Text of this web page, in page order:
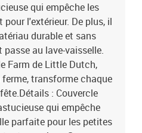
qui empêche les
l'extérieur. De plus, il
durable et sans
au lave-vaisselle.
Farm de Little Dutch,
transforme chaque
: Couvercle
qui empêche
parfaite pour les petites